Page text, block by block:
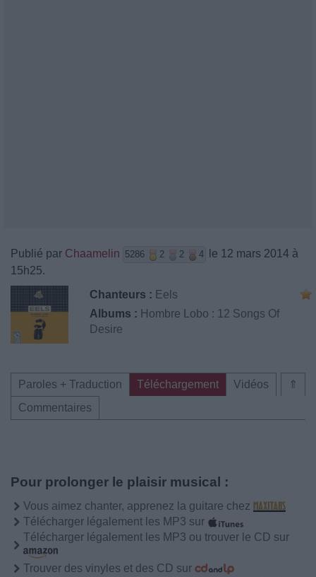
Publié par Chaamelin 5286 2 2 4
le 12 mars 2014 à
15h25.
Chanteurs : Eels
Albums : Hombre Lobo : 12 Songs Of
Desire
⇑
Paroles + Traduction Téléchargement
Vidéos
Commentaires
Pour prolonger le plaisir musical :
Vous aimez chanter, apprenez la guitare chez
Télécharger légalement les MP3 sur
Télécharger légalement les MP3 ou trouver le CD sur
Trouver des vinyles et des CD sur